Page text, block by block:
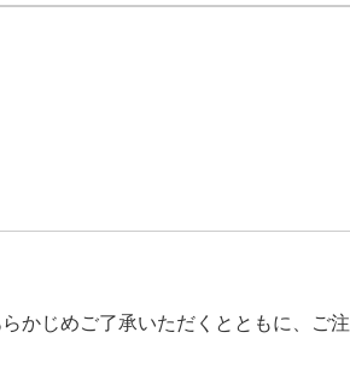
かじめご了承いただくとともに、ご注